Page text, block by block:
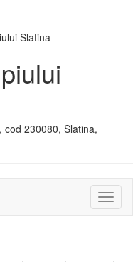
cod 230080, Slatina,
sau